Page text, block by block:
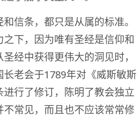
信条，都只是从属的标准。
下，因为唯有圣经是信仰和
经中获得更伟大的洞见时，
老会于1789年对《威斯敏斯
行了修订，陈明了教会独立
常见，而且也不应该常常修